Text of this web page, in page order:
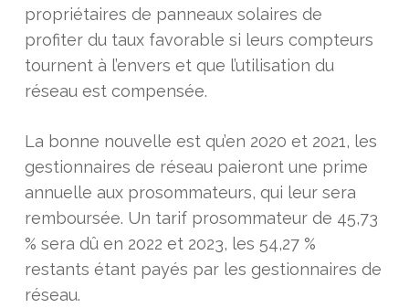
propriétaires de panneaux solaires de
profiter du taux favorable si leurs compteurs
tournent à l’envers et que l’utilisation du
réseau est compensée.
La bonne nouvelle est qu’en 2020 et 2021, les
gestionnaires de réseau paieront une prime
annuelle aux prosommateurs, qui leur sera
remboursée. Un tarif prosommateur de 45,73
% sera dû en 2022 et 2023, les 54,27 %
restants étant payés par les gestionnaires de
réseau.